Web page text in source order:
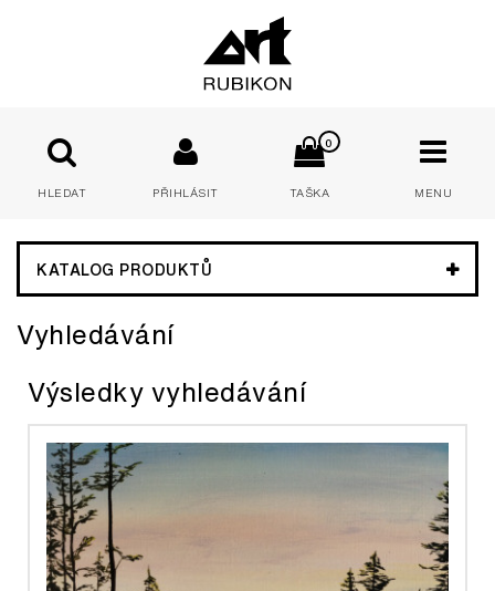
HLEDAT PŘIHLÁSIT
0
TAŠKA MENU
Heslo:
Zapomenuté heslo Nová registrace
KATALOG PRODUKTŮ
Vyhledávání
Výsledky vyhledávání